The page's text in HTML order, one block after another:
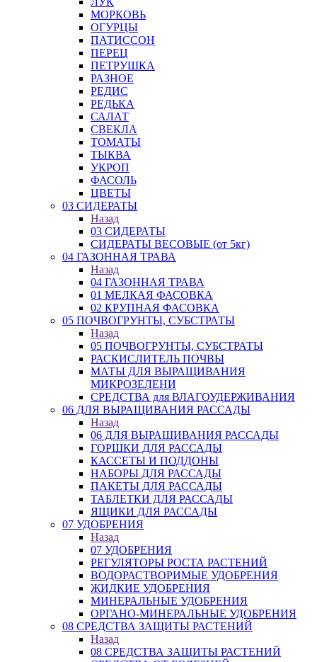
МОРКОВЬ
ОГУРЦЫ
ПАТИССОН
ПЕРЕЦ
ПЕТРУШКА
РАЗНОЕ
РЕДИС
РЕДЬКА
САЛАТ
СВЕКЛА
ТОМАТЫ
ТЫКВА
УКРОП
ФАСОЛЬ
ЦВЕТЫ
03 СИДЕРАТЫ
Назад
03 СИДЕРАТЫ
СИДЕРАТЫ ВЕСОВЫЕ (от 5кг)
04 ГАЗОННАЯ ТРАВА
Назад
04 ГАЗОННАЯ ТРАВА
01 МЕЛКАЯ ФАСОВКА
02 КРУПНАЯ ФАСОВКА
05 ПОЧВОГРУНТЫ, СУБСТРАТЫ
Назад
05 ПОЧВОГРУНТЫ, СУБСТРАТЫ
РАСКИСЛИТЕЛЬ ПОЧВЫ
МАТЫ ДЛЯ ВЫРАЩИВАНИЯ
МИКРОЗЕЛЕНИ
СРЕДСТВА для ВЛАГОУДЕРЖИВАНИЯ
06 ДЛЯ ВЫРАЩИВАНИЯ РАССАДЫ
Назад
06 ДЛЯ ВЫРАЩИВАНИЯ РАССАДЫ
ГОРШКИ ДЛЯ РАССАДЫ
КАССЕТЫ И ПОДДОНЫ
НАБОРЫ ДЛЯ РАССАДЫ
ПАКЕТЫ ДЛЯ РАССАДЫ
ТАБЛЕТКИ ДЛЯ РАССАДЫ
ЯЩИКИ ДЛЯ РАССАДЫ
07 УДОБРЕНИЯ
Назад
07 УДОБРЕНИЯ
РЕГУЛЯТОРЫ РОСТА РАСТЕНИЙ
ВОДОРАСТВОРИМЫЕ УДОБРЕНИЯ
ЖИДКИЕ УДОБРЕНИЯ
МИНЕРАЛЬНЫЕ УДОБРЕНИЯ
ОРГАНО-МИНЕРАЛЬНЫЕ УДОБРЕНИЯ
08 СРЕДСТВА ЗАЩИТЫ РАСТЕНИЙ
Назад
08 СРЕДСТВА ЗАЩИТЫ РАСТЕНИЙ